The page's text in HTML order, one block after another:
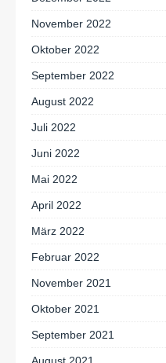
November 2022
Oktober 2022
September 2022
August 2022
Juli 2022
Juni 2022
Mai 2022
April 2022
März 2022
Februar 2022
November 2021
Oktober 2021
September 2021